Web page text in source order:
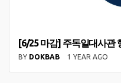
[6/25 마감] 주독일대사관
BY DOKBAB 1 YEAR AGO